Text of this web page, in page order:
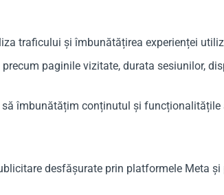
traficului și îmbunătățirea experienței
paginile vizitate, durata sesiunilor,
îmbunătățim conținutul și funcționalitățile
desfășurate prin platformele Meta